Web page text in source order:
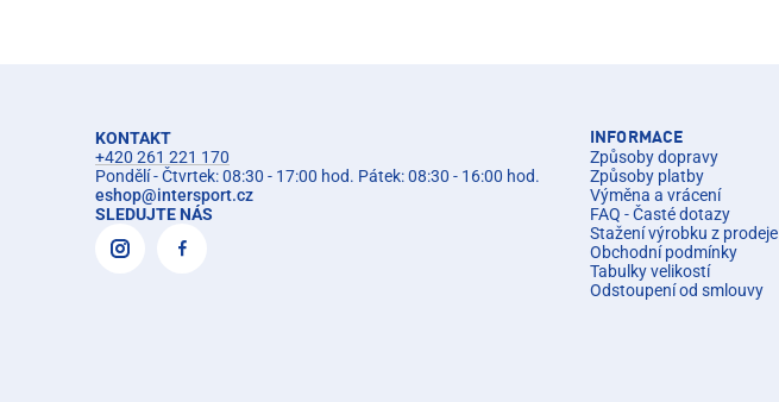
KONTAKT
+420 261 221 170
Pondělí - Čtvrtek: 08:30 - 17:00 hod. Pátek: 08:30 - 16:00 hod.
eshop@intersport.cz
SLEDUJTE NÁS
INFORMACE
Způsoby dopravy
Způsoby platby
Výměna a vrácení
FAQ - Časté dotazy
Stažení výrobku z prodeje
Obchodní podmínky
Tabulky velikostí
Odstoupení od smlouvy